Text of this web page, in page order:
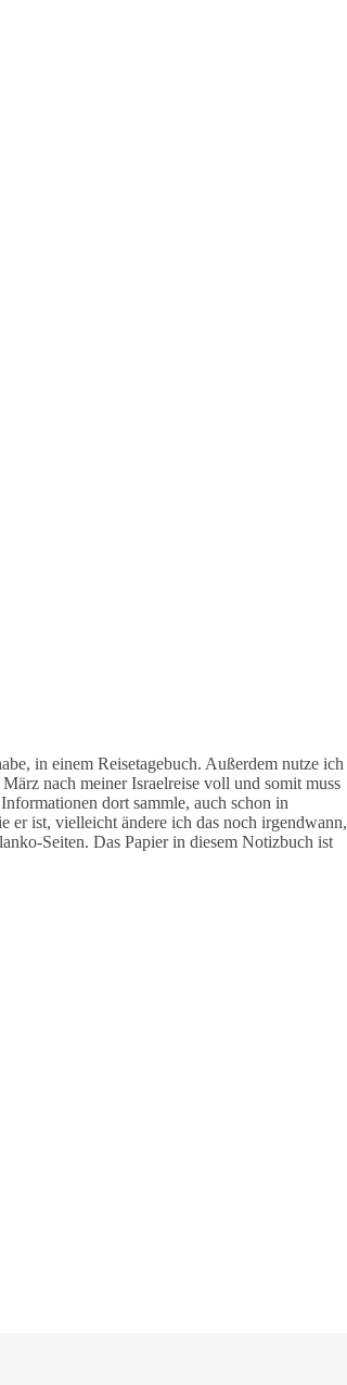
in einem Reisetagebuch. Außerdem nutze ich
nach meiner Israelreise voll und somit muss
dort sammle, auch schon in
er ist, vielleicht ändere ich das noch irgendwann,
Seiten. Das Papier in diesem Notizbuch ist